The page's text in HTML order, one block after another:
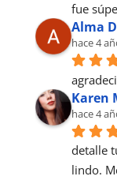
fue
Alma
hace 4
Karen
hace 4
detalle
lindo.